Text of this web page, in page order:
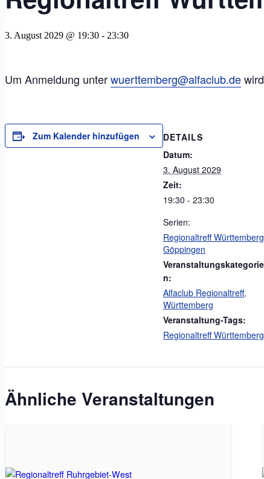
3. August 2029 @ 19:30 - 23:30
Um Anmeldung unterwuerttemberg@alfaclub.de
Zum Kalender hinzufügen
DETAILS
Datum:
3. August 2029
Zeit:
19:30 - 23:30
Serien:
Regionaltreff Württemberg
Göppingen
Veranstaltungskategorie
n:
Alfaclub Regionaltreff,
Württemberg
Veranstaltung-Tags:
Regionaltreff Württemberg
Ähnliche Veranstaltungen